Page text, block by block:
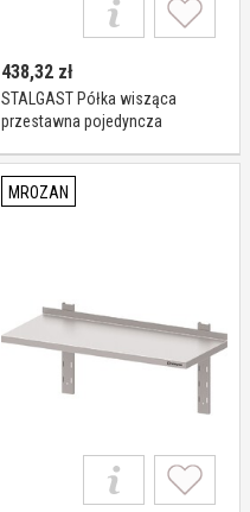
438,32 zł
STALGAST Półka wisząca
przestawna pojedyncza
MROZAN